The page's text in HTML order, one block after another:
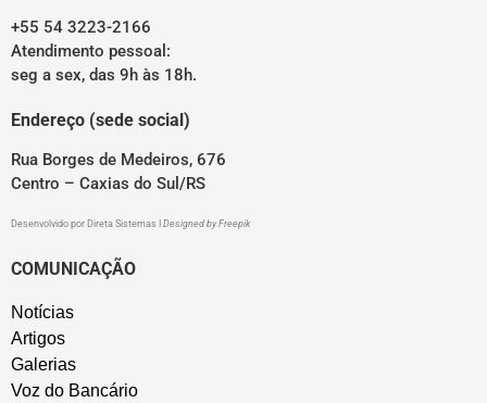
+55 54 3223-2166
Atendimento pessoal:
seg a sex, das 9h às 18h.
Endereço (sede social)
Rua Borges de Medeiros, 676
Centro – Caxias do Sul/RS
Desenvolvido por Direta Sistemas Designed by Freepik
COMUNICAÇÃO
Notícias
Artigos
Galerias
Voz do Bancário